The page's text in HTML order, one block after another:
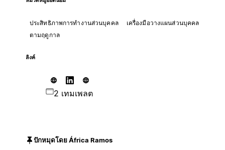
ประสิทธิภาพการทำงานส่วนบุคคล
เครื่องมือวางแผนส่วนบุคคล
ตามฤดูกาล
ลิงค์
2 เทมเพลต
ปักหมุดโดย África Ramos